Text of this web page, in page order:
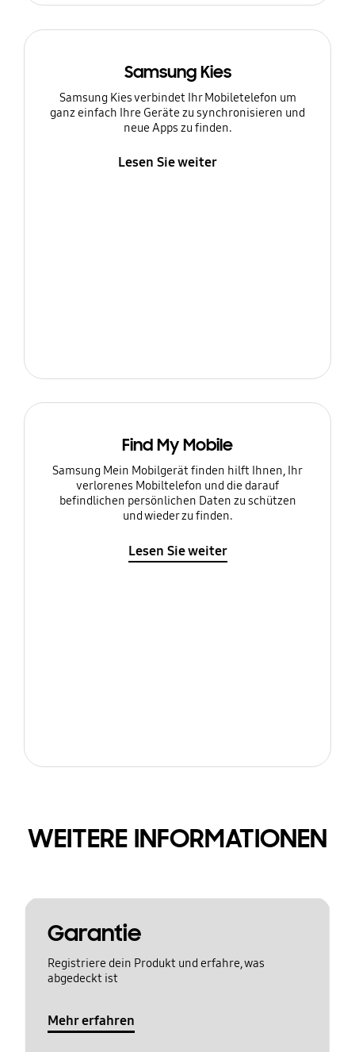
Samsung Kies
Samsung Kies verbindet Ihr Mobiletelefon um
ganz einfach Ihre Geräte zu synchronisieren und
neue Apps zu finden.
Lesen Sie weiter
Find My Mobile
Samsung Mein Mobilgerät finden hilft Ihnen, Ihr
verlorenes Mobiltelefon und die darauf
befindlichen persönlichen Daten zu schützen
und wieder zu finden.
Lesen Sie weiter
WEITERE INFORMATIONEN
Garantie
Registriere dein Produkt und erfahre, was
abgedeckt ist
Mehr erfahren